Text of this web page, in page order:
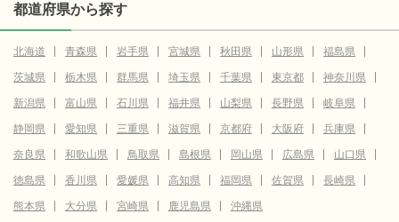
都道府県から探す
北海道 青森県 岩手県 宮城県 秋田県 山形県
福島県
茨城県
栃木県 群馬県 埼玉県 千葉県 東京都
神奈川県
新潟県
富山県 石川県 福井県 山梨県 長野県
岐阜県
静岡県
愛知県 三重県 滋賀県 京都府 大阪府
兵庫県
奈良県
和歌山県 鳥取県 島根県 岡山県 広島県
山口県
徳島県
香川県 愛媛県 高知県 福岡県 佐賀県
長崎県
熊本県
大分県 宮崎県 鹿児島県 沖縄県